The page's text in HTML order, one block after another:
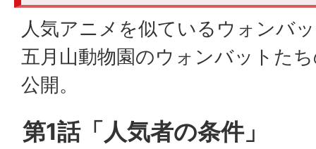
人気アニメを似ているウォンバ
五月山動物園のウォンバットた
公開。
第1話「人気者の条件」